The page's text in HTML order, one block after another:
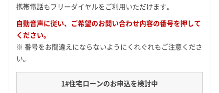
携帯電話もフリーダイヤルをご利用いただけます。
自動音声に従い、ご希望のお問い合わせ内容の番号を押して
ください。
※ 番号をお間違えにならないようにくれぐれもご注意くださ
い。
1#住宅ローンのお申込を検討中